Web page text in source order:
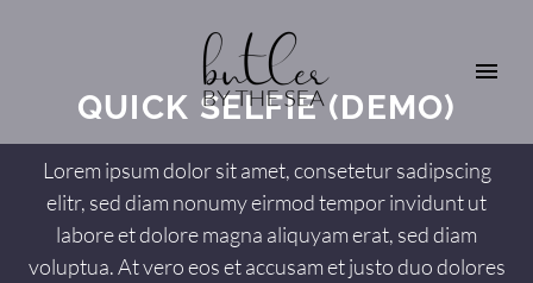
QUICK SELFIE (DEMO)
Lorem ipsum dolor sit amet, consetetur sadipscing
elitr, sed diam nonumy eirmod tempor invidunt ut
labore et dolore magna aliquyam erat, sed diam
voluptua. At vero eos et accusam et justo duo dolores